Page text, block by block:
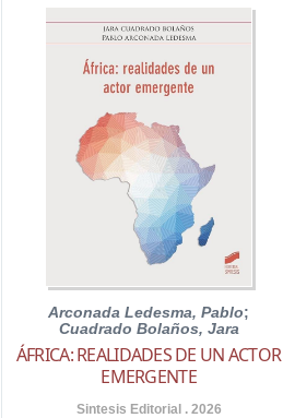
Arconada Ledesma, Pablo;
Cuadrado Bolaños, Jara
ÁFRICA: REALIDADES DE UN ACTOR
EMERGENTE
Sintesis Editorial . 2026